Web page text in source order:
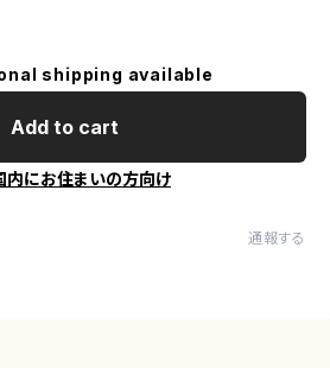
shipping available
Add to cart
内にお住まいの方向け
通報する